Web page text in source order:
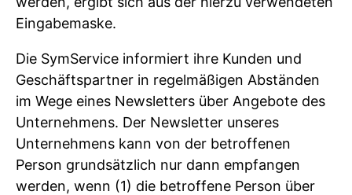
Eingabemaske.
Die SymService informiert ihre Kunden und
Geschäftspartner in regelmäßigen Abständen
im Wege eines Newsletters über Angebote des
Unternehmens. Der Newsletter unseres
Unternehmens kann von der betroffenen
Person grundsätzlich nur dann empfangen
werden, wenn (1) die betroffene Person über